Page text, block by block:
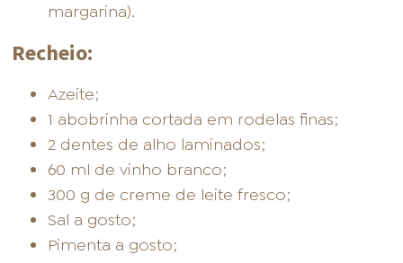
margarina).
Recheio:
Azeite;
1 abobrinha cortada em rodelas finas;
2 dentes de alho laminados;
60 ml de vinho branco;
300 g de creme de leite fresco;
Sal a gosto;
Pimenta a gosto;